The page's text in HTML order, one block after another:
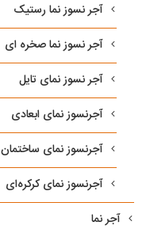
آجر نسوز نما رستیک
آجر نسوز نما صخره ای
آجر نسوز نمای تایل
آجرنسوز نمای ابعادی
آجرنسوز نمای ساختمان
آجرنسوز نمای کرکره‌ای
آجر نما